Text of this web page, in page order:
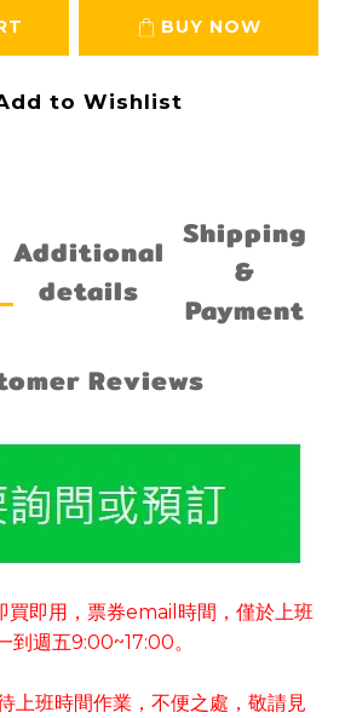
BUY NOW
to Wishlist
Additional
details
Shipping
&
Payment
Reviews
買即用 ， 票券email 時間 ， 僅於上班
到週五9:00~17:00。
上班時間作業 ， 不便之處 ， 敬請見